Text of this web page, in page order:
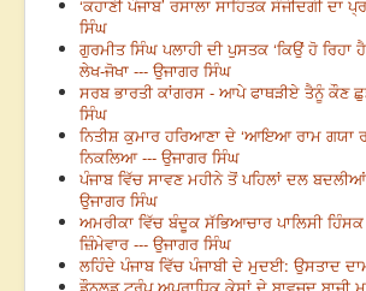
‘ਕਹਾਣੀ ਪੰਜਾਬ’ ਰਸਾਲਾ ਸਾਹਿਤਕ ਸੰਜੀਦਗੀ ਦਾ
ਸਿੰਘ
ਗੁਰਮੀਤ ਸਿੰਘ ਪਲਾਹੀ ਦੀ ਪੁਸਤਕ ‘ਕਿਉਂ ਹੋ ਰਿਹਾ
ਲੇਖ-ਜੋਖਾ --- ਉਜਾਗਰ ਸਿੰਘ
ਸਰਬ ਭਾਰਤੀ ਕਾਂਗਰਸ - ਆਪੇ ਫਾਥੜੀਏ ਤੈਨੂੰ ਕੌਣ
ਸਿੰਘ
ਨਿਤੀਸ਼ ਕੁਮਾਰ ਹਰਿਆਣਾ ਦੇ ‘ਆਇਆ ਰਾਮ ਗਯਾ
ਨਿਕਲਿਆ --- ਉਜਾਗਰ ਸਿੰਘ
ਪੰਜਾਬ ਵਿੱਚ ਸਾਵਣ ਮਹੀਨੇ ਤੋਂ ਪਹਿਲਾਂ ਦਲ
ਉਜਾਗਰ ਸਿੰਘ
ਅਮਰੀਕਾ ਵਿੱਚ ਬੰਦੂਕ ਸੱਭਿਆਚਾਰ ਪਾਲਿਸੀ ਹਿੰਸਕ
ਜ਼ਿੰਮੇਵਾਰ --- ਉਜਾਗਰ ਸਿੰਘ
ਲਹਿੰਦੇ ਪੰਜਾਬ ਵਿੱਚ ਪੰਜਾਬੀ ਦੇ ਮੁਦਈ: ਉਸਤਾਦ